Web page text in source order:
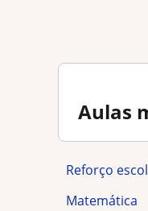
Aulas
Reforço
Matemática